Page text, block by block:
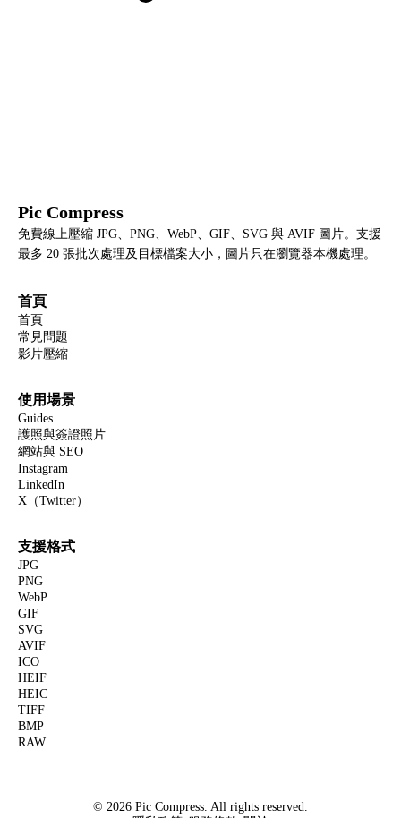
Pic Compress
免費線上壓縮 JPG、PNG、WebP、GIF、SVG 與 AVIF 圖片。支援
最多 20 張批次處理及目標檔案大小，圖片只在瀏覽器本機處理。
首頁
首頁
常見問題
影片壓縮
使用場景
Guides
護照與簽證照片
網站與 SEO
Instagram
LinkedIn
X（Twitter）
支援格式
JPG
PNG
WebP
GIF
SVG
AVIF
ICO
HEIF
HEIC
TIFF
BMP
RAW
© 2026 Pic Compress. All rights reserved.